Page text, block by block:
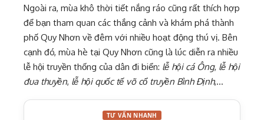
Ngoài ra, mùa khô thời tiết nắng ráo cũng rất thích hợp
để bạn tham quan các thắng cảnh và khám phá thành
phố Quy Nhơn về đêm với nhiều hoạt động thú vị. Bên
cạnh đó, mùa hè tại Quy Nhơn cũng là lúc diễn ra nhiều
lễ hội truyền thống của dân đi biển: lễ hội cá Ông, lễ hội
đua thuyền, lễ hội quốc tế võ cổ truyền Bình Định,…
TƯ VẤN NHANH